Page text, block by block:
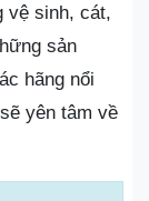
vệ sinh, cát,
sản
hãng nổi
yên tâm về